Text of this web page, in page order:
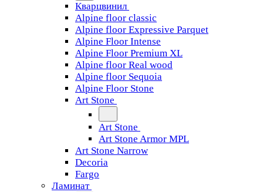
Кварцвинил
Alpine floor classic
Alpine floor Expressive Parquet
Alpine Floor Intense
Alpine Floor Premium XL
Alpine floor Real wood
Alpine floor Sequoia
Alpine Floor Stone
Art Stone
Art Stone
Art Stone Armor MPL
Art Stone Narrow
Decoria
Fargo
Ламинат